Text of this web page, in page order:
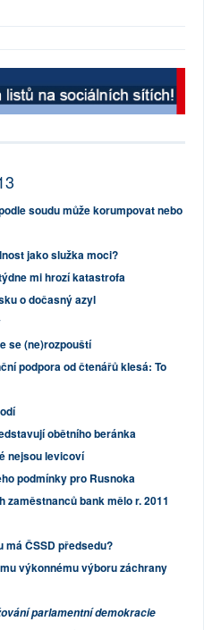
soudu může korumpovat nebo
jako služka moci?
mi hrozí katastrofa
o dočasný azyl
se (ne)rozpouští
podpora od čtenářů klesá: To
obětního beránka
nejsou levicoví
podmínky pro Rusnoka
zaměstnanců bank mělo r. 2011
má ČSSD předsedu?
výkonnému výboru záchrany
parlamentní demokracie